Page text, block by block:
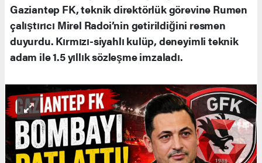
Gaziantep FK, teknik direktörlük görevine Rumen
çalıştırıcı Mirel Radoi’nin getirildiğini resmen
duyurdu. Kırmızı-siyahlı kulüp, deneyimli teknik
adam ile 1.5 yıllık sözleşme imzaladı.